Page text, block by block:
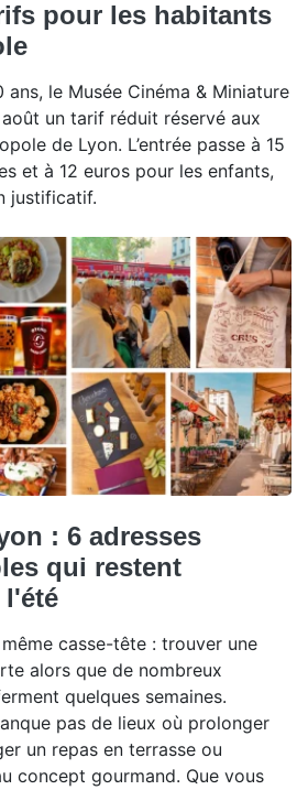
pour les habitants
ans, le Musée Cinéma & Miniature
août un tarif réduit réservé aux
de Lyon. L’entrée passe à 15
et à 12 euros pour les enfants,
justificatif.
: 6 adresses
qui restent
l'été
casse-tête : trouver une
alors que de nombreux
quelques semaines.
pas de lieux où prolonger
un repas en terrasse ou
concept gourmand. Que vous